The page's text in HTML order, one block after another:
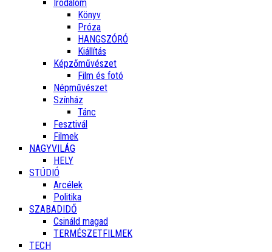
Irodalom
Könyv
Próza
HANGSZÓRÓ
Kiállítás
Képzőművészet
Film és fotó
Népművészet
Színház
Tánc
Fesztivál
Filmek
NAGYVILÁG
HELY
STÚDIÓ
Arcélek
Politika
SZABADIDŐ
Csináld magad
TERMÉSZETFILMEK
TECH